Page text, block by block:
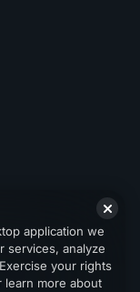
application we
services, analyze
your rights
learn more about